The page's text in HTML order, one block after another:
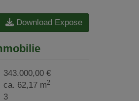
Download Expose
343.000,00 €
ca. 62,17 m2
3